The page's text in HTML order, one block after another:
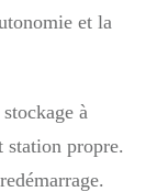
et la
stockage à
station propre.